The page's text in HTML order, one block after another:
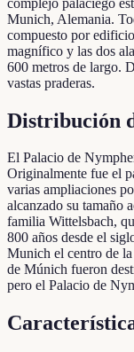
Munich, Alemania.
compuesto por
magnífico y las dos
600 metros de largo.
vastas praderas.
Distribución
El Palacio de
Originalmente fue el
varias ampliaciones
alcanzado su tamaño
familia Wittelsbach,
800 años desde el
Munich el centro de
de Múnich fueron
pero el Palacio de